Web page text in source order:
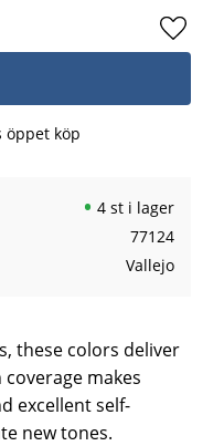
Lägg
öppet köp
4 st i lager
77124
Vallejo
these colors deliver
makes
excellent self-
new tones.